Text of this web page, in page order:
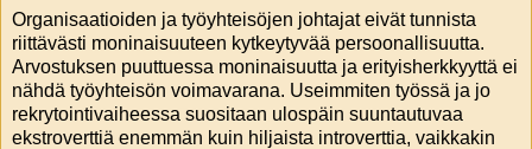
Organisaatioiden ja työyhteisöjen johtajat eivät tunnista
riittävästi moninaisuuteen kytkeytyvää persoonallisuutta.
Arvostuksen puuttuessa moninaisuutta ja erityisherkkyyttä ei
nähdä työyhteisön voimavarana. Useimmiten työssä ja jo
rekrytointivaiheessa suositaan ulospäin suuntautuvaa
ekstroverttiä enemmän kuin hiljaista introverttia, vaikkakin